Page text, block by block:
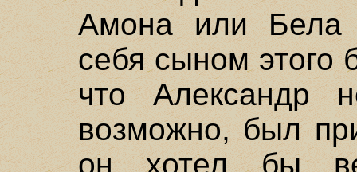
Амона или Бела
себя сыном этого
что Александр
возможно, был
он хотел бы